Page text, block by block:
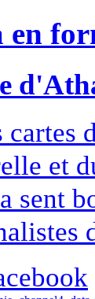
en
cartes
et
sent